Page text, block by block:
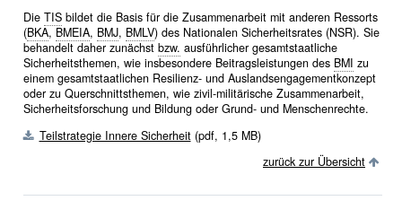
Die TISbildet die Basis für die Zusammenarbeit mit anderen Ressorts
(BKA, BMEIA, BMJ, BMLV) des Nationalen Sicherheitsrates (NSR). Sie
behandelt daher zunächst bzw. ausführlicher gesamtstaatliche
Sicherheitsthemen, wie insbesondere Beitragsleistungen des BMI zu
einem gesamtstaatlichen Resilienz- und Auslandsengagementkonzept
oder zu Querschnittsthemen, wie zivil-militärische Zusammenarbeit,
Sicherheitsforschung und Bildung oder Grund- und Menschenrechte.
Teilstrategie Innere Sicherheit(pdf, 1,5 MB)
zurück zur Übersicht